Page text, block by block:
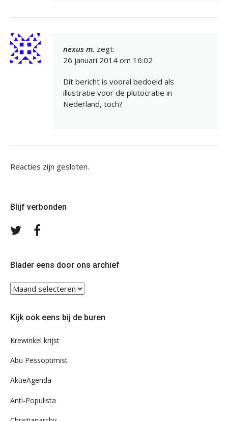
nexus m. zegt:
26 januari 2014 om 16:02
Dit bericht is vooral bedoeld als
illustratie voor de plutocratie in
Nederland, toch?
Reacties zijn gesloten.
Blijf verbonden
Volg
Blader eens door ons archief
Blader
eens
ons
Kijk ook eens bij de buren
Krewinkel krijst
Abu Pessoptimist
AktieAgenda
Anti-Populista